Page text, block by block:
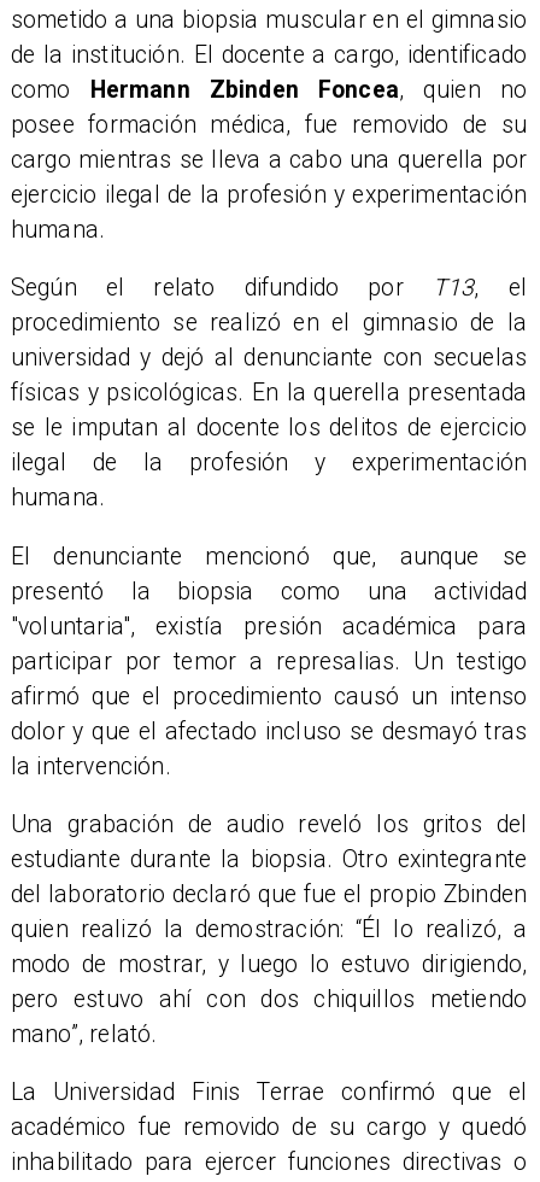
sometido a una biopsia muscular en el gimnasio
de la institución. El docente a cargo, identificado
como
Hermann Zbinden Foncea, quien no
posee formación médica, fue removido de su
cargo mientras se lleva a cabo una querella por
ejercicio ilegal de la profesión y experimentación
humana.
Según el relato difundido por T13, el
procedimiento se realizó en el gimnasio de la
universidad y dejó al denunciante con secuelas
físicas y psicológicas. En la querella presentada
se le imputan al docente los delitos de ejercicio
ilegal de la profesión y experimentación
humana.
El denunciante mencionó que, aunque se
presentó la biopsia como una actividad
"voluntaria", existía presión académica para
participar por temor a represalias. Un testigo
afirmó que el procedimiento causó un intenso
dolor y que el afectado incluso se desmayó tras
la intervención.
Una grabación de audio reveló los gritos del
estudiante durante la biopsia. Otro exintegrante
del laboratorio declaró que fue el propio Zbinden
quien realizó la demostración: “Él lo realizó, a
modo de mostrar, y luego lo estuvo dirigiendo,
pero estuvo ahí con dos chiquillos metiendo
mano”, relató.
La Universidad Finis Terrae confirmó que el
académico fue removido de su cargo y quedó
inhabilitado para ejercer funciones directivas o